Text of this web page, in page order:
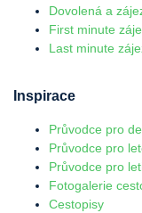
Dovolená a
First minute
Last minute
Inspirace
Průvodce pro
Průvodce pro
Průvodce pro
Fotogalerie
Cestopisy